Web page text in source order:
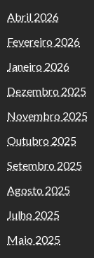
Abril 2026
Fevereiro 2026
Janeiro 2026
Dezembro 2025
Novembro 2025
Outubro 2025
Setembro 2025
Agosto 2025
Julho 2025
Maio 2025